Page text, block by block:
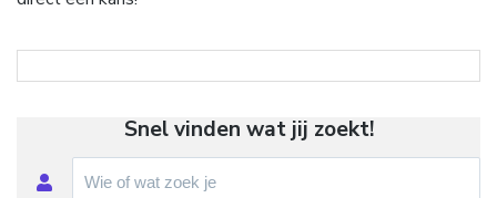
Snel vinden wat jij zoekt!